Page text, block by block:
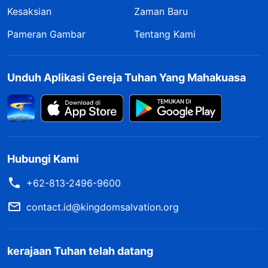
Kesaksian
Zaman Baru
Pameran Gambar
Tentang Kami
Unduh Aplikasi Gereja Tuhan Yang Mahakuasa
Hubungi Kami
+62-813-2496-9600
contact.id@kingdomsalvation.org
kerajaan Tuhan telah datang